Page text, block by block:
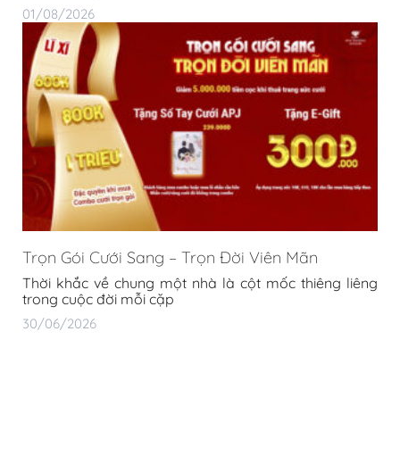
01/08/2026
Trọn Gói Cưới Sang – Trọn Đời Viên Mãn
Thời khắc về chung một nhà là cột mốc thiêng liêng
trong cuộc đời mỗi cặp
30/06/2026